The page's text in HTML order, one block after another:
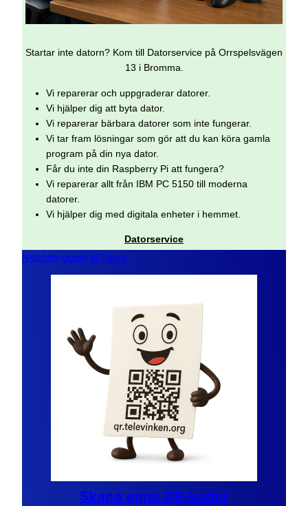
Startar inte datorn? Kom till Datorservice på Orrspelsvägen
13 i Bromma.
Vi reparerar och uppgraderar datorer.
Vi hjälper dig att byta dator.
Vi reparerar bärbara datorer som inte fungerar.
Vi tar fram lösningar som gör att du kan köra gamla
program på din nya dator.
Får du inte din Raspberry Pi att fungera?
Vi reparerar allt från IBM PC 5150 till moderna
datorer.
Vi hjälper dig med digitala enheter i hemmet.
Datorservice
Nybörjarguide till Linux
Skapa egna QR-koder